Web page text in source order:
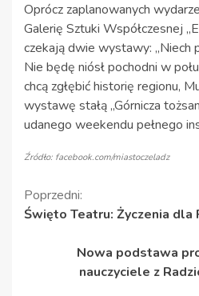
Oprócz zaplanowanych
Galerię Sztuki Współczesnej
czekają dwie wystawy: „Niech
Nie będę niósł pochodni w
chcą zgłębić historię regionu,
wystawę stałą „Górnicza
udanego weekendu pełnego
Źródło: facebook.com/miastoczeladz
Kontynuuj
Poprzedni:
Święto Teatru: Życzenia dla
Nowa podstawa
nauczyciele z